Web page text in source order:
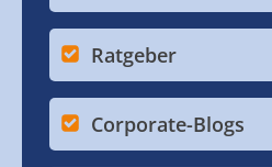
Ratgeber
Corporate-Blogs